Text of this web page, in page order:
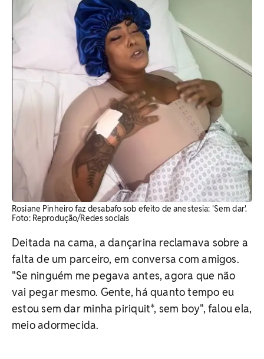
Rosiane Pinheiro faz desabafo sob efeito de anestesia: 'Sem dar'.
Foto: Reprodução/Redes sociais
Deitada na cama, a dançarina reclamava sobre a
falta de um parceiro, em conversa com amigos.
"Se ninguém me pegava antes, agora que não
vai pegar mesmo. Gente, há quanto tempo eu
estou sem dar minha piriquit*, sem boy", falou ela,
meio adormecida.